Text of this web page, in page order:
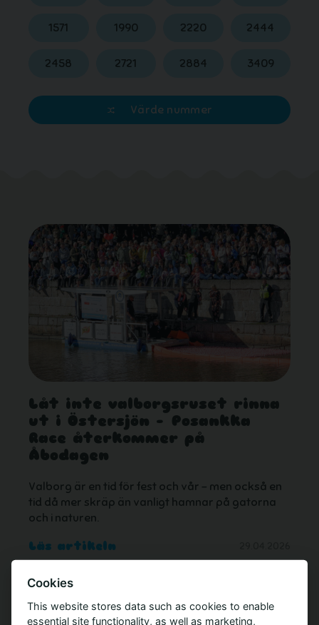
1571 1990 2220 2444
2458 2721 2884 3409
Värde nummer
Låt inte valborgsruset rinna
ut i Östersjön – Posankka
Race återkommer på
Åbodagen
Valborg är en tid för fest och vår – men också en
tid då mer skräp än vanligt hamnar på gatorna
och i naturen.
Läs artikeln
Cookies
This website stores data such as cookies to enable
essential site functionality, as well as marketing,